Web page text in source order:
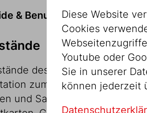
& Benutzung
des Jüdischen
zum Ersten Jüdischen
und Sammlungsbeständen
Diese Website
Cookies
Youtube oder
Sie in unserer
können jederzeit